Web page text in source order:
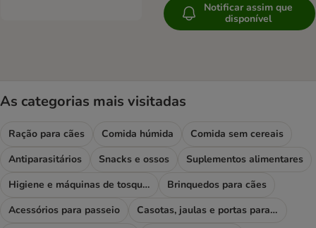
Notificar assim que
disponível
As categorias mais visitadas
Ração para cães Comida húmida
Comida sem cereais
Antiparasitários
Snacks e ossos
Suplementos alimentares
Higiene e máquinas de tosquiar
Brinquedos para cães
Acessórios para passeio
Casotas, jaulas e portas para cães